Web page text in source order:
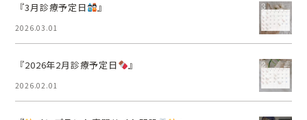
『3月診療予定日 』
2026.03.01
『2026年2月診療予定日 』
2026.02.01